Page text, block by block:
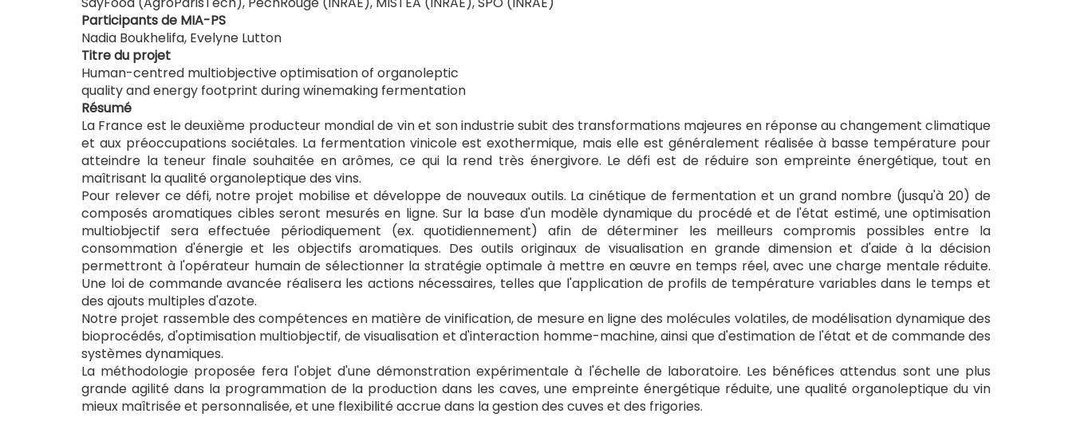
Participants de MIA-PS
Nadia Boukhelifa, Evelyne Lutton
Titre du projet
Human-centred multiobjective optimisation of organoleptic
quality and energy footprint during winemaking fermentation
Résumé
La France est le deuxième producteur mondial de vin et son industrie subit des transformations majeures en réponse au changement climatique
et aux préoccupations sociétales. La fermentation vinicole est exothermique, mais elle est généralement réalisée à basse température pour
atteindre la teneur finale souhaitée en arômes, ce qui la rend très énergivore. Le défi est de réduire son empreinte énergétique, tout en
maîtrisant la qualité organoleptique des vins.
Pour relever ce défi, notre projet mobilise et développe de nouveaux outils. La cinétique de fermentation et un grand nombre (jusqu'à 20) de
composés aromatiques cibles seront mesurés en ligne. Sur la base d'un modèle dynamique du procédé et de l'état estimé, une optimisation
multiobjectif sera effectuée périodiquement (ex. quotidiennement) afin de déterminer les meilleurs compromis possibles entre la
consommation d'énergie et les objectifs aromatiques. Des outils originaux de visualisation en grande dimension et d'aide à la décision
permettront à l'opérateur humain de sélectionner la stratégie optimale à mettre en œuvre en temps réel, avec une charge mentale réduite.
Une loi de commande avancée réalisera les actions nécessaires, telles que l'application de profils de température variables dans le temps et
des ajouts multiples d'azote.
Notre projet rassemble des compétences en matière de vinification, de mesure en ligne des molécules volatiles, de modélisation dynamique des
bioprocédés, d'optimisation multiobjectif, de visualisation et d'interaction homme-machine, ainsi que d'estimation de l'état et de commande des
systèmes dynamiques.
La méthodologie proposée fera l'objet d'une démonstration expérimentale à l'échelle de laboratoire. Les bénéfices attendus sont une plus
grande agilité dans la programmation de la production dans les caves, une empreinte énergétique réduite, une qualité organoleptique du vin
mieux maîtrisée et personnalisée, et une flexibilité accrue dans la gestion des cuves et des frigories.